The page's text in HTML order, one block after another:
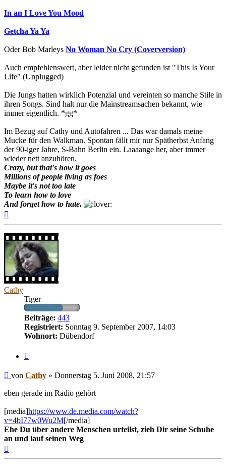
In an I Love You Mood
Getcha Ya Ya
Oder Bob Marleys No Woman No Cry (Coverversion)
Auch empfehlenswert, aber leider nicht gefunden ist "This Is Your
Life" (Unplugged)
Die Jungs hatten wirklich Potenzial und vereinten so manche Stile in
ihren Songs. Sind halt nur die Mainstreamsachen bekannt, wie
immer eigentlich. *gg*
Im Bezug auf Cathy und Autofahren ... Das war damals meine
Mucke für den Walkman. Spontan fällt mir nur Spätherbst Anfang
der 90-iger Jahre, S-Bahn Berlin ein. Laaaange her, aber immer
wieder nett anzuhören.
Crazy, but that's how it goes
Millions of people living as foes
Maybe it's not too late
To learn how to love
And forget how to hate.
oben
Cathy
Tiger
Beiträge: 443
Registriert: Sonntag 9. September 2007, 14:03
Wohnort: Dübendorf
Beitrag
von Cathy » Donnerstag 5. Juni 2008, 21:57
eben gerade im Radio gehört
[media]https://www.de.media.com/watch?
v=4bI77w0Wu2M[/media]
Ehe Du über andere Menschen urteilst, zieh Dir seine Schuhe
an und lauf seinen Weg